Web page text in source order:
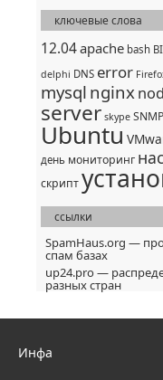
ключевые слова
12.04apache bash
delphi DNS error
mysql nginx
server skype SNMP
Ubuntu
день мониторинг
скрипт
ссылки
SpamHaus.org —
спам базах
up24.pro —
разных стран
Инфа